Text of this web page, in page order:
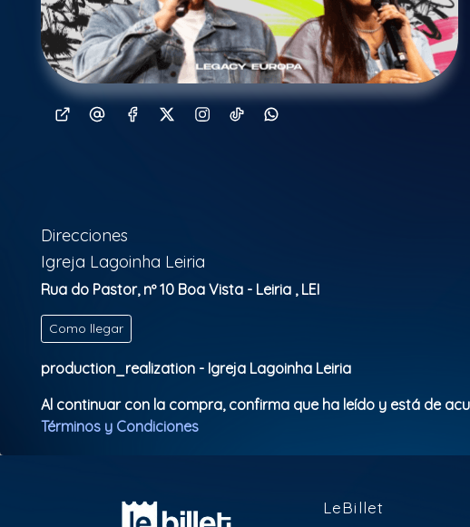
Direcciones
Igreja Lagoinha Leiria
Rua do Pastor, nº 10 Boa Vista - Leiria , LEI
Como llegar
production_realization - Igreja Lagoinha Leiria
Al continuar con la compra, confirma que ha leído y está de
Términos y Condiciones
LeBillet